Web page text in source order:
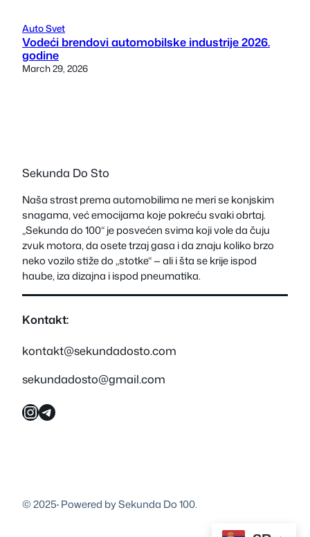
Auto Svet
Vodeći brendovi automobilske industrije 2026.
godine
March 29, 2026
Sekunda Do Sto
Naša strast prema automobilima ne meri se konjskim
snagama, već emocijama koje pokreću svaki obrtaj.
„Sekunda do 100“ je posvećen svima koji vole da čuju
zvuk motora, da osete trzaj gasa i da znaju koliko brzo
neko vozilo stiže do „stotke“ — ali i šta se krije ispod
haube, iza dizajna i ispod pneumatika.
Kontakt:
kontakt@sekundadosto.com
sekundadosto@gmail.com
InstagramTelegram
© 2025·Powered by Sekunda Do 100.